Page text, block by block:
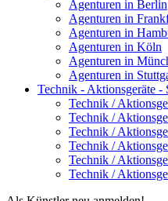
Agenturen in Berlin
Agenturen in
Agenturen in
Agenturen in Köln
Agenturen in
Agenturen in
Technik - Aktionsgeräte -
Technik /
Technik /
Technik /
Technik /
Technik /
Technik /